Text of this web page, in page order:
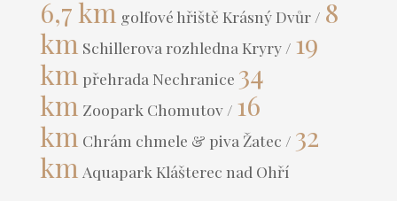
6,7 km golfové hřiště Krásný Dvůr / 8
km Schillerova rozhledna Kryry / 19
km přehrada Nechranice 34
km Zoopark Chomutov / 16
km Chrám chmele & piva Žatec / 32
km Aquapark Klášterec nad Ohří